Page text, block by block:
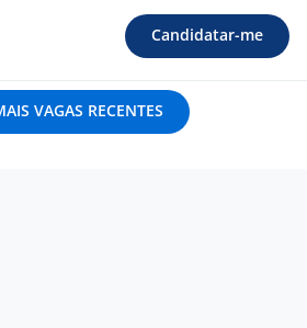
Candidatar-me
VAGAS RECENTES